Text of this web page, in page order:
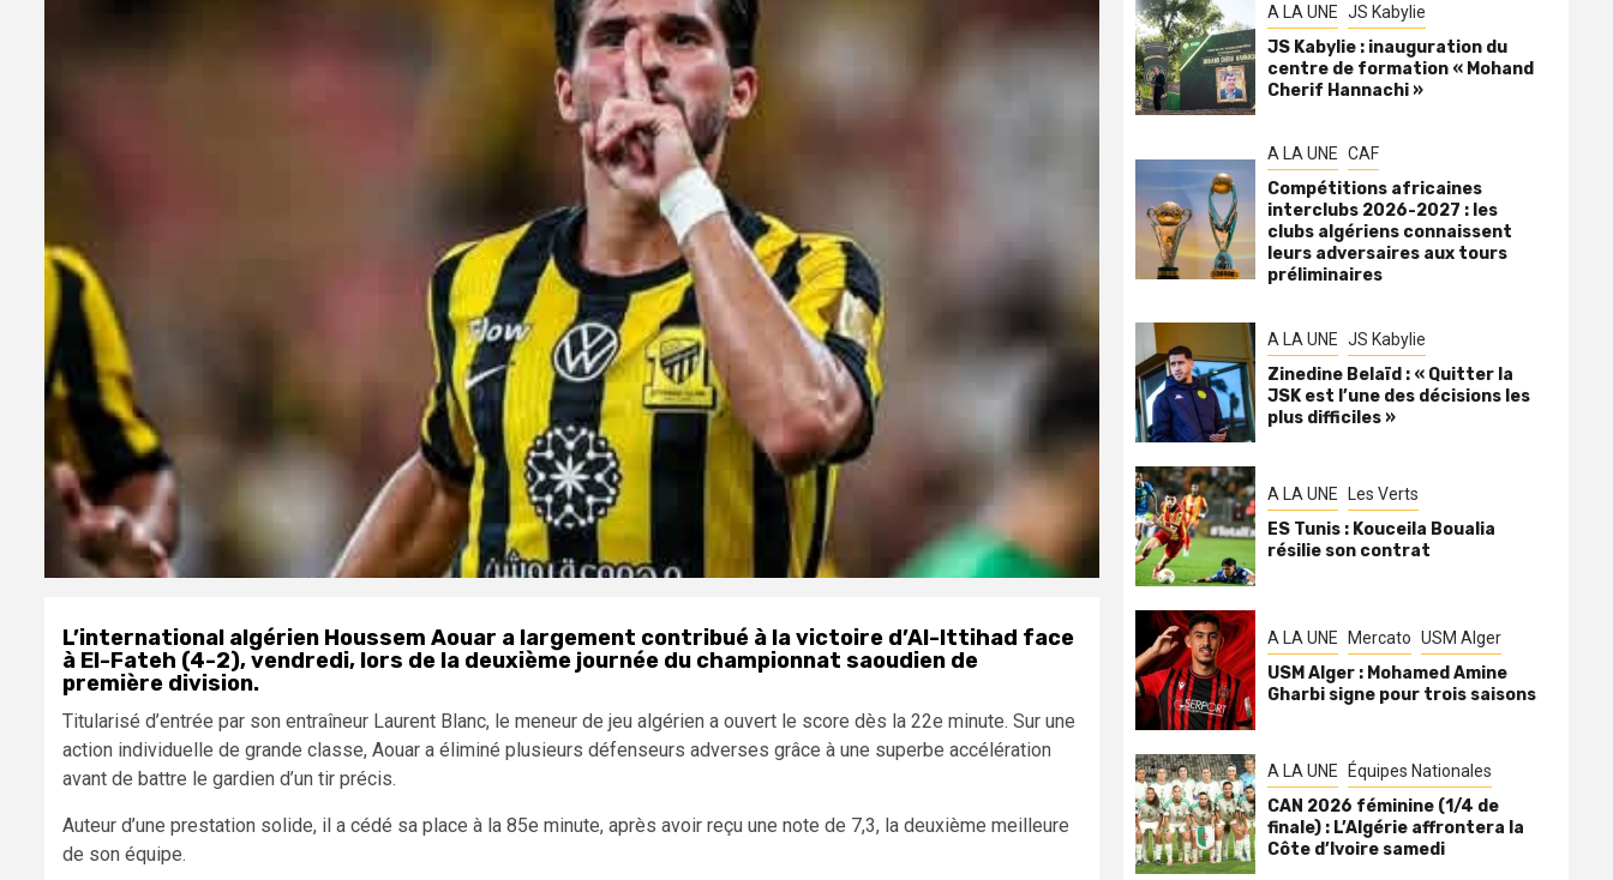
L’international algérien Houssem Aouar a largement contribué à la victoire d’Al-Ittihad face
à El-Fateh (4-2), vendredi, lors de la deuxième journée du championnat saoudien de
première division.
Titularisé d’entrée par son entraîneur Laurent Blanc, le meneur de jeu algérien a ouvert le score dès la 22e minute. Sur une
action individuelle de grande classe, Aouar a éliminé plusieurs défenseurs adverses grâce à une superbe accélération
avant de battre le gardien d’un tir précis.
Auteur d’une prestation solide, il a cédé sa place à la 85e minute, après avoir reçu une note de 7,3, la deuxième meilleure
de son équipe.
A LA UNE JS Kabylie
JS Kabylie : inauguration du
centre de formation « Mohand
Cherif Hannachi »
A LA UNE CAF
Compétitions africaines
interclubs 2026-2027 : les
clubs algériens connaissent
leurs adversaires aux tours
préliminaires
A LA UNE JS Kabylie
Zinedine Belaïd : « Quitter la
JSK est l’une des décisions les
plus difficiles »
A LA UNE Les Verts
ES Tunis : Kouceila Boualia
résilie son contrat
A LA UNE Mercato USM Alger
USM Alger : Mohamed Amine
Gharbi signe pour trois saisons
A LA UNE Équipes Nationales
CAN 2026 féminine (1/4 de
finale) : L’Algérie affrontera la
Côte d’Ivoire samedi